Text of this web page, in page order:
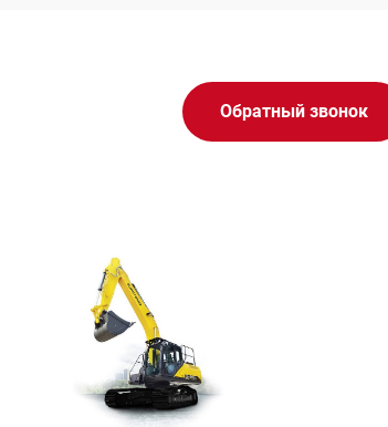
Обратный звонок